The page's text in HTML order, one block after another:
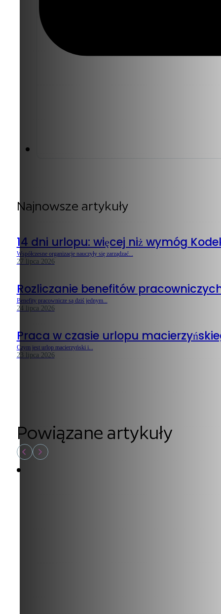
Najnowsze artykuły
14 dni urlopu: więcej niż wymóg
Współczesne organizacje nauczyły się zarządzać...
27 lipca 2026
Rozliczanie benefitów
Benefity pracownicze są dziś jednym...
24 lipca 2026
Praca w czasie urlopu
Czym jest urlop macierzyński i...
23 lipca 2026
Powiązane artykuły